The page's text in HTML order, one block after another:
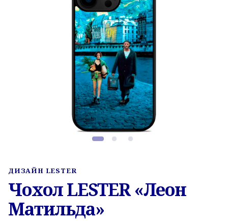
ДИЗАЙН LESTER
Чохол LESTER «Леон
Матильда»